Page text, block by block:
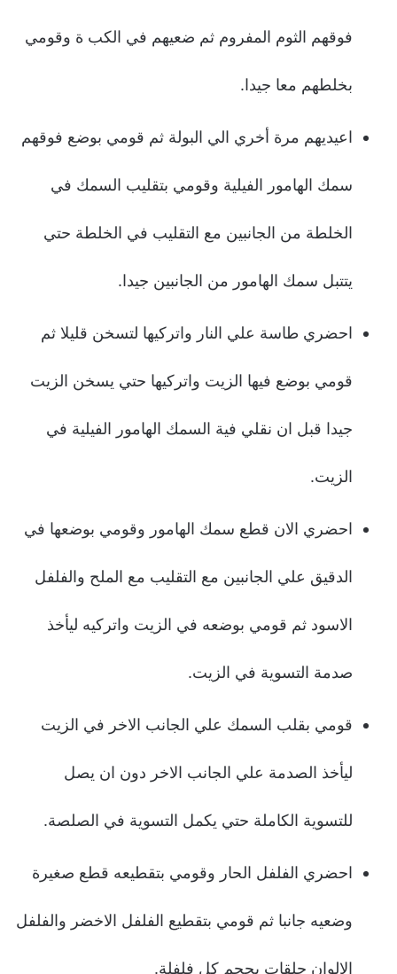
فوقهم الثوم المفروم ثم ضعيهم في الكب ة وقومي
بخلطهم معا جيدا.
اعيديهم مرة أخري الي البولة ثم قومي بوضع فوقهم
سمك الهامور الفيلية وقومي بتقليب السمك في
الخلطة من الجانبين مع التقليب في الخلطة حتي
يتتبل سمك الهامور من الجانبين جيدا.
احضري طاسة علي النار واتركيها لتسخن قليلا ثم
قومي بوضع فيها الزيت واتركيها حتي يسخن الزيت
جيدا قبل ان نقلي فية السمك الهامور الفيلية في
الزيت.
احضري الان قطع سمك الهامور وقومي بوضعها في
الدقيق علي الجانبين مع التقليب مع الملح والفلفل
الاسود ثم قومي بوضعه في الزيت واتركيه ليأخذ
صدمة التسوية في الزيت.
قومي بقلب السمك علي الجانب الاخر في الزيت
ليأخذ الصدمة علي الجانب الاخر دون ان يصل
للتسوية الكاملة حتي يكمل التسوية في الصلصة.
احضري الفلفل الحار وقومي بتقطيعه قطع صغيرة
وضعيه جانبا ثم قومي بتقطيع الفلفل الاخضر والفلفل
الالوان حلقات بحجم كل فلفلة.